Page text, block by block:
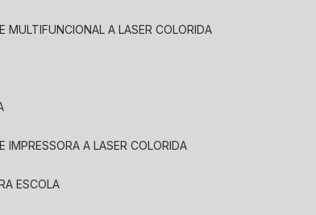
MULTIFUNCIONAL A LASER COLORIDA
IMPRESSORA A LASER COLORIDA
ESCOLA